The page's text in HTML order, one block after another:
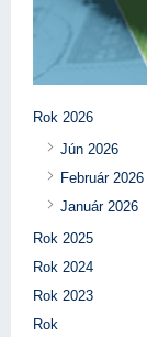
Rok 2026
Jún 2026
Február 2026
Január 2026
Rok 2025
Rok 2024
Rok 2023
Rok